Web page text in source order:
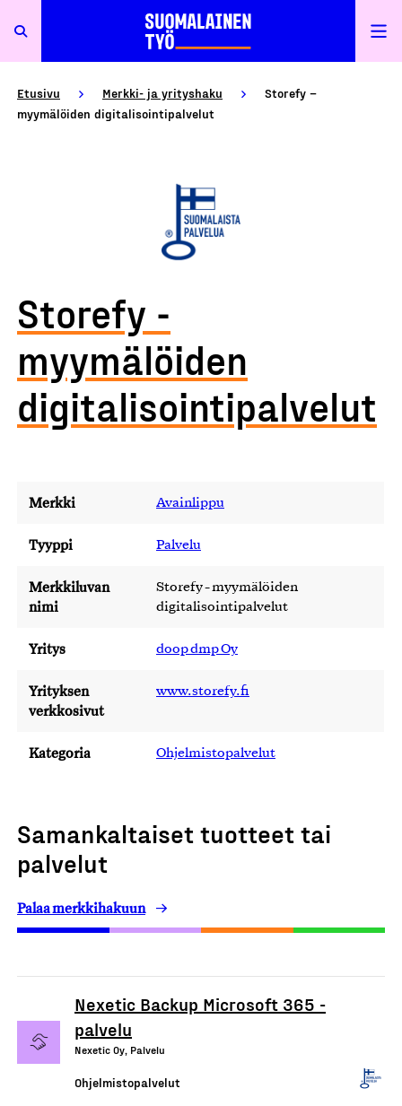
Etusivu Merkki- ja yrityshaku
Storefy –
myymälöiden digitalisointipalvelut
Storefy -
myymälöiden
digitalisointipalvelut
Merkki Avainlippu
Tyyppi Palvelu
Merkkiluvan
nimi
Storefy - myymälöiden
digitalisointipalvelut
Yritys doop dmp Oy
Yrityksen
verkkosivut
www.storefy.fi
Kategoria Ohjelmistopalvelut
Samankaltaiset tuotteet tai
palvelut
Palaa merkkihakuun
Nexetic Backup Microsoft 365 -
palvelu
Nexetic Oy, Palvelu
Ohjelmistopalvelut